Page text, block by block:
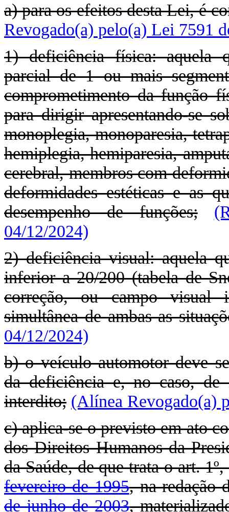
a) para os efeitos desta Lei, é
Revogado(a) pelo(a) Lei 7591
1) deficiência física: aquela
parcial de 1 ou mais
comprometimento da função
para dirigir apresentando-se
monoplegia, monoparesia,
hemiplegia, hemiparesia,
cerebral, membros com
deformidades estéticas e as
desempenho de funções;
04/12/2024)
2) deficiência visual: aquela
inferior a 20/200 (tabela de
correção, ou campo visual
simultânea de ambas as
04/12/2024)
b) o veículo automotor deve
da deficiência e, no caso,
interdito; (Alínea Revogado(a)
c) aplica-se o previsto em ato
dos Direitos Humanos da
da Saúde, de que trata o art.
fevereiro de 1995, na redação
de junho de 2003,